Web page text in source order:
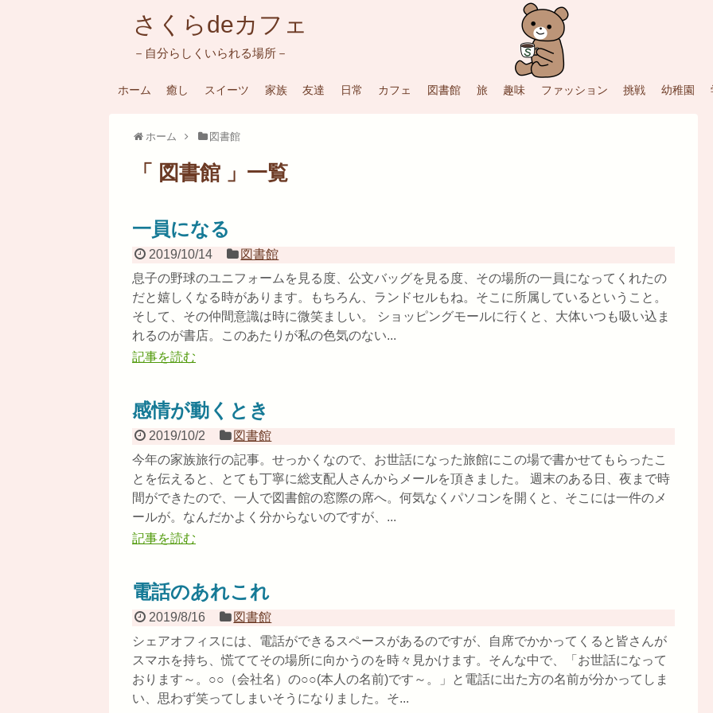
さくらdeカフェ
－自分らしくいられる場所－
ホーム 癒し スイーツ 家族 友達 日常 カフェ 図書館 旅 趣味 ファッション 挑戦 幼稚園
ホーム 図書館
「 図書館 」一覧
一員になる
2019/10/14
図書館
息子の野球のユニフォームを見る度、公文バッグを見る度、その場所の一員になってくれたの
だと嬉しくなる時があります。もちろん、ランドセルもね。そこに所属しているということ。
そして、その仲間意識は時に微笑ましい。 ショッピングモールに行くと、大体いつも吸い込ま
れるのが書店。このあたりが私の色気のない...
記事を読む
感情が動くとき
2019/10/2
図書館
今年の家族旅行の記事。せっかくなので、お世話になった旅館にこの場で書かせてもらったこ
とを伝えると、とても丁寧に総支配人さんからメールを頂きました。 週末のある日、夜まで時
間ができたので、一人で図書館の窓際の席へ。何気なくパソコンを開くと、そこには一件のメ
ールが。なんだかよく分からないのですが、...
記事を読む
電話のあれこれ
2019/8/16
図書館
シェアオフィスには、電話ができるスペースがあるのですが、自席でかかってくると皆さんが
スマホを持ち、慌ててその場所に向かうのを時々見かけます。そんな中で、「お世話になって
おります～。○○（会社名）の○○(本人の名前)です～。」と電話に出た方の名前が分かってしま
い、思わず笑ってしまいそうになりました。そ...